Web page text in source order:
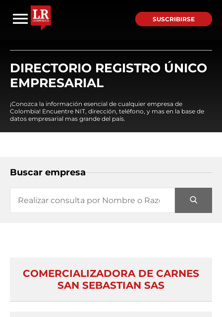
SUSCRIBIRSE
DIRECTORIO REGISTRO ÚNICO
EMPRESARIAL
¡Conozca la información esencial de cualquier empresa de
Colombia! Encuentre NIT, dirección, teléfono, y mas en la base de
datos empresarial mas grande del país.
Buscar empresa
COMERCIALIZADORA DE CARNES
SAN SEBASTIAN SAS